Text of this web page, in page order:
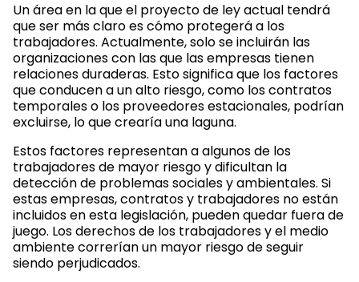
Un área en la que el proyecto de ley actual tendrá
que ser más claro es cómo protegerá a los
trabajadores. Actualmente, solo se incluirán las
organizaciones con las que las empresas tienen
relaciones duraderas. Esto significa que los factores
que conducen a un alto riesgo, como los contratos
temporales o los proveedores estacionales, podrían
excluirse, lo que crearía una laguna.
Estos factores representan a algunos de los
trabajadores de mayor riesgo y dificultan la
detección de problemas sociales y ambientales. Si
estas empresas, contratos y trabajadores no están
incluidos en esta legislación, pueden quedar fuera de
juego. Los derechos de los trabajadores y el medio
ambiente correrían un mayor riesgo de seguir
siendo perjudicados.